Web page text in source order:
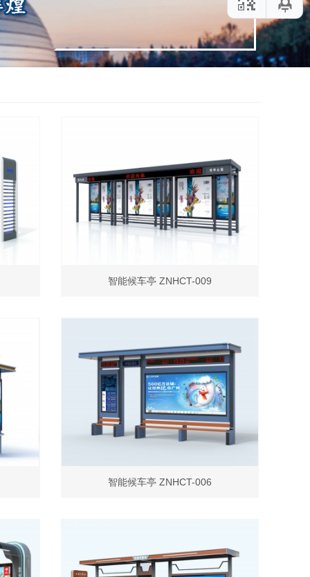
智能候车亭 ZNHCT-009
智能候车亭 ZNHCT-006